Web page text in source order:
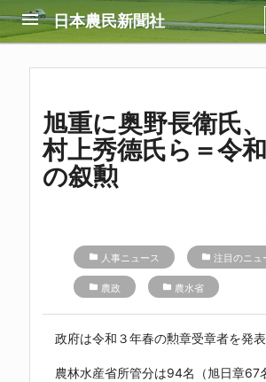
menu 日本農民新聞社
旭重に奥野長衛氏
村上秀德氏ら＝令
の叙勲
folder 人事ニュース folder 注目のニュ
folder 農政 folder 農水省
政府は令和３年春の勲章受章者を発表
農林水産省所管分は94名（旭日章67